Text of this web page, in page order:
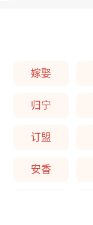
嫁娶
归宁
订盟
安香